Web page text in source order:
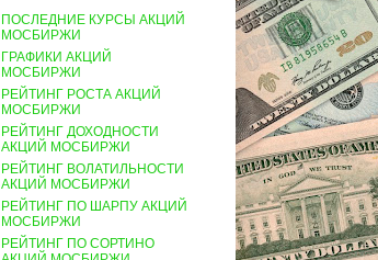
ПОСЛЕДНИЕ КУРСЫ АКЦИЙ
МОСБИРЖИ
ГРАФИКИ АКЦИЙ
МОСБИРЖИ
РЕЙТИНГ РОСТА АКЦИЙ
МОСБИРЖИ
РЕЙТИНГ ДОХОДНОСТИ
АКЦИЙ МОСБИРЖИ
РЕЙТИНГ ВОЛАТИЛЬНОСТИ
АКЦИЙ МОСБИРЖИ
РЕЙТИНГ ПО ШАРПУ АКЦИЙ
МОСБИРЖИ
РЕЙТИНГ ПО СОРТИНО